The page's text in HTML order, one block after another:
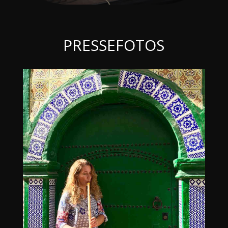
PRESSEFOTOS